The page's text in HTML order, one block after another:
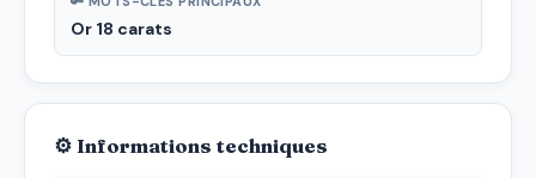
Or 18 carats
⚙ Informations techniques